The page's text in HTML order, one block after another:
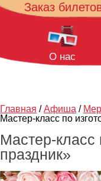
Заказ
О нас
Главная / Афиша /
Мастер-класс по
Мастер-
праздник»